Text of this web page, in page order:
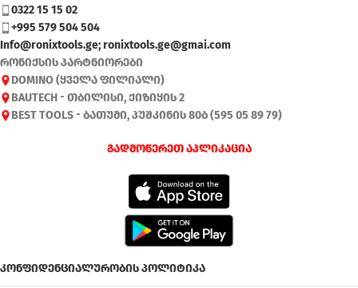
0322 15 15 02
+995 579 504 504
Info@ronixtools.ge; ronixtools.ge@gmai.com
რონიქსის პარტნიორები
DOMINO (ყველა ფილიალი)
BAUTECH - თბილისი, ქიზიყის 2
BEST TOOLS - ბათუმი, პუშკინის 80ბ (595 05 89 79)
გადმოწერეთ აპლიკაცია
კონფიდენციალურობის პოლიტიკა